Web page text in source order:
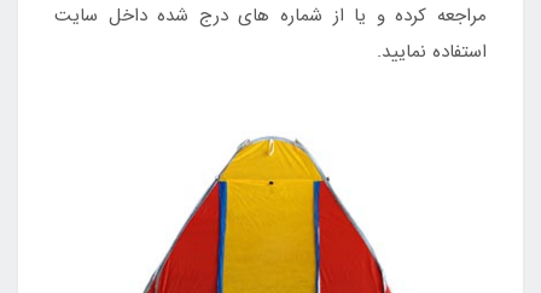
مراجعه کرده و یا از شماره های درج شده داخل سایت
استفاده نمایید.